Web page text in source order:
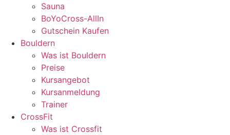
Sauna
BoYoCross-AllIn
Gutschein Kaufen
Bouldern
Was ist Bouldern
Preise
Kursangebot
Kursanmeldung
Trainer
CrossFit
Was ist Crossfit